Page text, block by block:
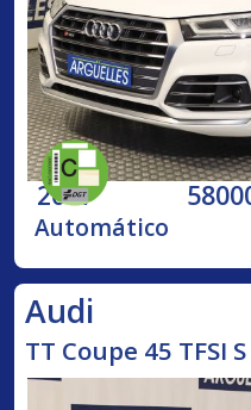
2017
Automático
Audi
TT Coupe 45 TFSI